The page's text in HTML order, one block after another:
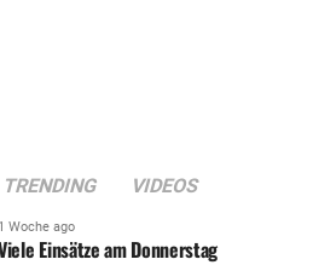
TRENDING VIDEOS
1 Woche ago
Einsätze am Donnerstag